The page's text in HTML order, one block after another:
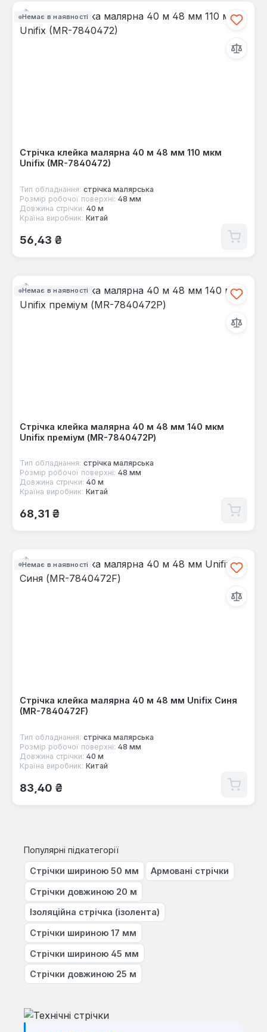
Немає в наявності
Стрічка клейка малярна 40 м 48 мм 110 мкм
Unifix (MR-7840472)
Тип обладнання: стрічка малярська
Розмір робочої поверхні: 48 мм
Довжина стрічки: 40 м
Країна виробник: Китай
Звичайна ціна:
56,43 ₴
Немає в наявності
Стрічка клейка малярна 40 м 48 мм 140 мкм
Unifix преміум (MR-7840472P)
Тип обладнання: стрічка малярська
Розмір робочої поверхні: 48 мм
Довжина стрічки: 40 м
Країна виробник: Китай
Звичайна ціна:
68,31 ₴
Немає в наявності
Стрічка клейка малярна 40 м 48 мм Unifix Синя
(MR-7840472F)
Тип обладнання: стрічка малярська
Розмір робочої поверхні: 48 мм
Довжина стрічки: 40 м
Країна виробник: Китай
Звичайна ціна:
83,40 ₴
Популярні підкатегорії
Стрічки шириною 50 мм Армовані стрічки
Стрічки довжиною 20 м
Ізоляційна стрічка (ізолента)
Стрічки шириною 17 мм
Стрічки шириною 45 мм
Стрічки довжиною 25 м